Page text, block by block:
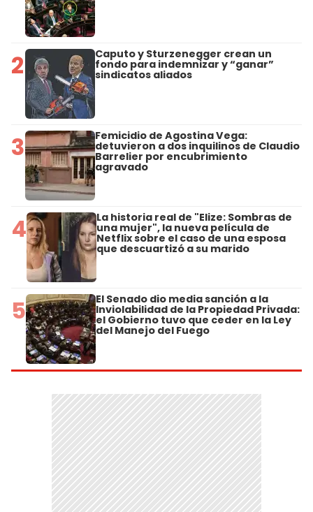
2 Caputo y Sturzenegger crean un
fondo para indemnizar y “ganar”
sindicatos aliados
3 Femicidio de Agostina Vega:
detuvieron a dos inquilinos de Claudio
Barrelier por encubrimiento
agravado
4 La historia real de "Elize: Sombras de
una mujer", la nueva película de
Netflix sobre el caso de una esposa
que descuartizó a su marido
5 El Senado dio media sanción a la
Inviolabilidad de la Propiedad Privada:
el Gobierno tuvo que ceder en la Ley
del Manejo del Fuego